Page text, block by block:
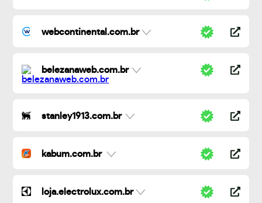
webcontinental.com.br
belezanaweb.com.br
stanley1913.com.br
kabum.com.br
loja.electrolux.com.br